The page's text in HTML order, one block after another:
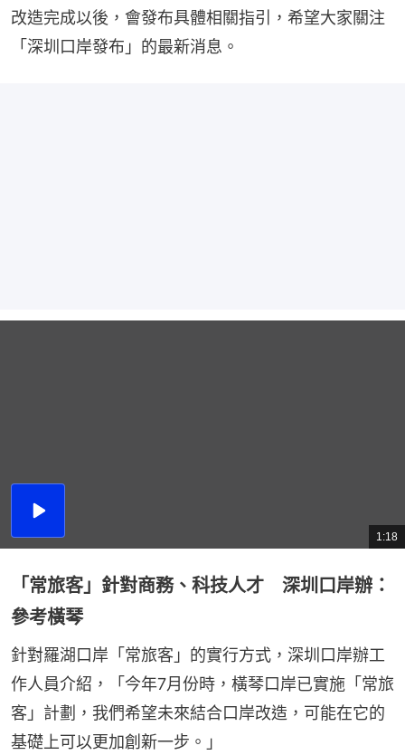
改造完成以後，會發布具體相關指引，希望大家關注
「深圳口岸發布」的最新消息。
播
總
共
1:18
「常旅客」針對商務、科技人才 深圳口岸辦：
參考橫琴
針對羅湖口岸「常旅客」的實行方式，深圳口岸辦工
作人員介紹，「今年7月份時，橫琴口岸已實施「常旅
客」計劃，我們希望未來結合口岸改造，可能在它的
基礎上可以更加創新一步。」